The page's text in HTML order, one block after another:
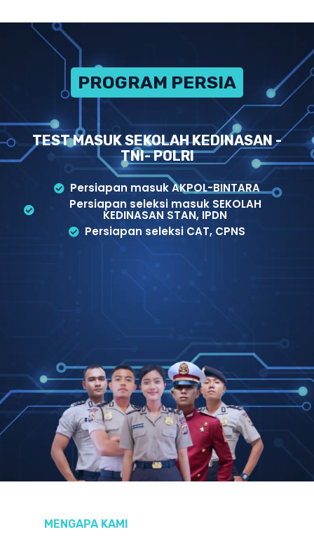
PROGRAM PERSIAPAN
TEST MASUK SEKOLAH KEDINASAN -
TNI- POLRI
Persiapan masuk AKPOL-BINTARA
Persiapan seleksi masuk SEKOLAH
KEDINASAN STAN, IPDN
Persiapan seleksi CAT, CPNS
MENGAPA KAMI